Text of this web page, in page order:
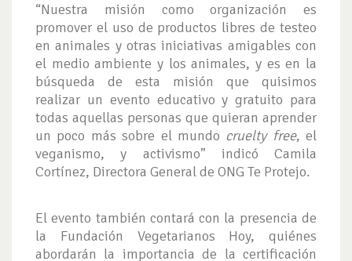
“Nuestra misión como organización es
promover el uso de productos libres de testeo
en animales y otras iniciativas amigables con
el medio ambiente y los animales, y es en la
búsqueda de esta misión que quisimos
realizar un evento educativo y gratuito para
todas aquellas personas que quieran aprender
un poco más sobre el mundo cruelty free, el
veganismo, y activismo” indicó Camila
Cortínez, Directora General de ONG Te Protejo.
El evento también contará con la presencia de
la Fundación Vegetarianos Hoy, quiénes
abordarán la importancia de la certificación